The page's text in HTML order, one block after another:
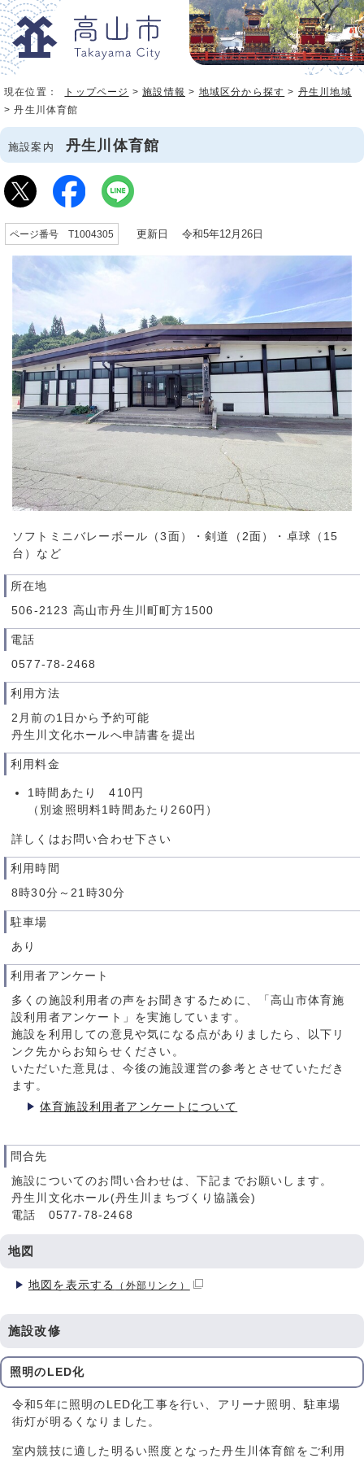
現在位置： トップページ >施設情報 > 地域区分から探す > 丹生川地域
> 丹生川体育館
施設案内 丹生川体育館
ページ番号 T1004305 更新日 令和5年12月26日
ソフトミニバレーボール（3面）・剣道（2面）・卓球（15
台）など
所在地
506-2123 高山市丹生川町町方1500
電話
0577-78-2468
利用方法
2月前の1日から予約可能
丹生川文化ホールへ申請書を提出
利用料金
1時間あたり 410円
（別途照明料1時間あたり260円）
詳しくはお問い合わせ下さい
利用時間
8時30分～21時30分
駐車場
あり
利用者アンケート
多くの施設利用者の声をお聞きするために、「高山市体育施
設利用者アンケート」を実施しています。
施設を利用しての意見や気になる点がありましたら、以下リ
ンク先からお知らせください。
いただいた意見は、今後の施設運営の参考とさせていただき
ます。
体育施設利用者アンケートについて
問合先
施設についてのお問い合わせは、下記までお願いします。
丹生川文化ホール(丹生川まちづくり協議会)
電話 0577-78-2468
地図
地図を表示する （外部リンク）
施設改修
照明のLED化
令和5年に照明のLED化工事を行い、アリーナ照明、駐車場
街灯が明るくなりました。
室内競技に適した明るい照度となった丹生川体育館をご利用